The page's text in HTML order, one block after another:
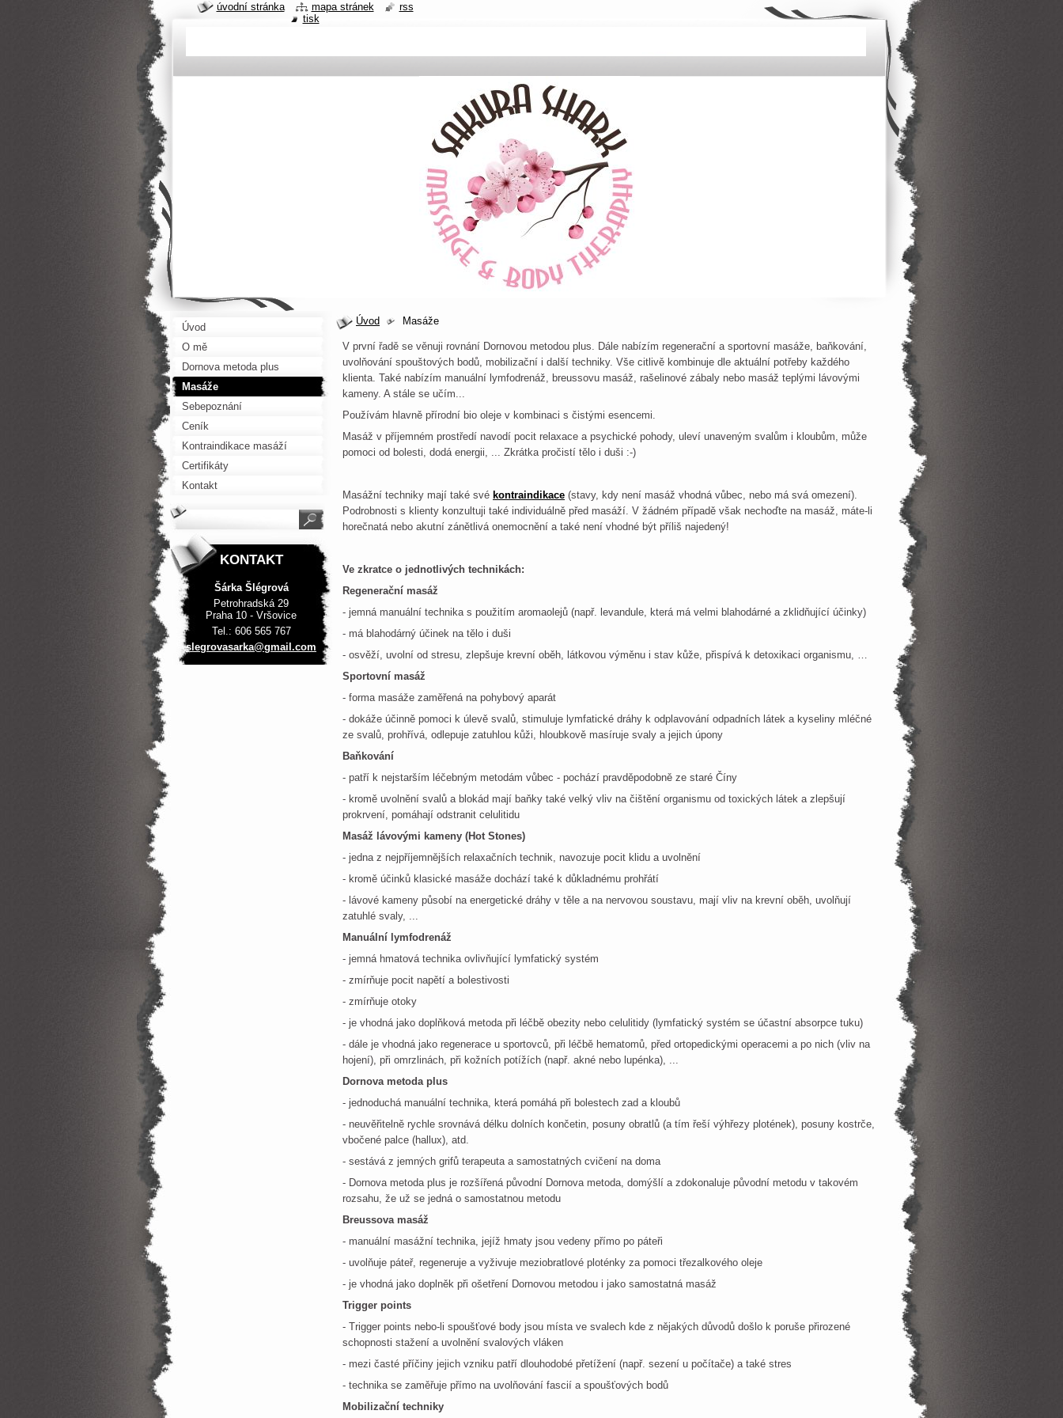
Úvod Masáže
V první řadě se věnuji rovnání Dornovou metodou plus. Dále nabízím regenerační a sportovní masáže, baňkování,
uvolňování spouštových bodů, mobilizační i další techniky. Vše citlivě kombinuje dle aktuální potřeby každého
klienta. Také nabízím manuální lymfodrenáž, breussovu masáž, rašelinové zábaly nebo masáž teplými lávovými
kameny. A stále se učím...
Používám hlavně přírodní bio oleje v kombinaci s čistými esencemi.
Masáž v příjemném prostředí navodí pocit relaxace a psychické pohody, uleví unaveným svalům i kloubům, může
pomoci od bolesti, dodá energii, ... Zkrátka pročistí tělo i duši :-)
Masážní techniky mají také své kontraindikace (stavy, kdy není masáž vhodná vůbec, nebo má svá omezení).
Podrobnosti s klienty konzultuji také individuálně před masáží. V žádném případě však nechoďte na masáž, máte-li
horečnatá nebo akutní zánětlivá onemocnění a také není vhodné být příliš najedený!
Ve zkratce o jednotlivých technikách:
Regenerační masáž
- jemná manuální technika s použitím aromaolejů (např. levandule, která má velmi blahodárné a zklidňující účinky)
- má blahodárný účinek na tělo i duši
- osvěží, uvolní od stresu, zlepšuje krevní oběh, látkovou výměnu i stav kůže, přispívá k detoxikaci organismu, …
Sportovní masáž
- forma masáže zaměřená na pohybový aparát
- dokáže účinně pomoci k úlevě svalů, stimuluje lymfatické dráhy k odplavování odpadních látek a kyseliny mléčné
ze svalů, prohřívá, odlepuje zatuhlou kůži, hloubkově masíruje svaly a jejich úpony
Baňkování
- patří k nejstarším léčebným metodám vůbec - pochází pravděpodobně ze staré Číny
- kromě uvolnění svalů a blokád mají baňky také velký vliv na čištění organismu od toxických látek a zlepšují
prokrvení, pomáhají odstranit celulitidu
Masáž lávovými kameny (Hot Stones)
- jedna z nejpříjemnějších relaxačních technik, navozuje pocit klidu a uvolnění
- kromě účinků klasické masáže dochází také k důkladnému prohřátí
- lávové kameny působí na energetické dráhy v těle a na nervovou soustavu, mají vliv na krevní oběh, uvolňují
zatuhlé svaly, ...
Manuální lymfodrenáž
- jemná hmatová technika ovlivňující lymfatický systém
- zmírňuje pocit napětí a bolestivosti
- zmírňuje otoky
- je vhodná jako doplňková metoda při léčbě obezity nebo celulitidy (lymfatický systém se účastní absorpce tuku)
- dále je vhodná jako regenerace u sportovců, při léčbě hematomů, před ortopedickými operacemi a po nich (vliv na
hojení), při omrzlinách, při kožních potížích (např. akné nebo lupénka), ...
Dornova metoda plus
- jednoduchá manuální technika, která pomáhá při bolestech zad a kloubů
- neuvěřitelně rychle srovnává délku dolních končetin, posuny obratlů (a tím řeší výhřezy plotének), posuny kostrče,
vbočené palce (hallux), atd.
- sestává z jemných grifů terapeuta a samostatných cvičení na doma
- Dornova metoda plus je rozšířená původní Dornova metoda, domýšlí a zdokonaluje původní metodu v takovém
rozsahu, že už se jedná o samostatnou metodu
Breussova masáž
- manuální masážní technika, jejíž hmaty jsou vedeny přímo po páteři
- uvolňuje páteř, regeneruje a vyživuje meziobratlové ploténky za pomoci třezalkového oleje
- je vhodná jako doplněk při ošetření Dornovou metodou i jako samostatná masáž
Trigger points
- Trigger points nebo-li spoušťové body jsou místa ve svalech kde z nějakých důvodů došlo k poruše přirozené
schopnosti stažení a uvolnění svalových vláken
- mezi časté příčiny jejich vzniku patří dlouhodobé přetížení (např. sezení u počítače) a také stres
- technika se zaměřuje přímo na uvolňování fascií a spoušťových bodů
Mobilizační techniky
Úvod
O mě
Dornova metoda plus
Masáže
Sebepoznání
Ceník
Kontraindikace masáží
Certifikáty
Kontakt
KONTAKT
Šárka Šlégrová
Petrohradská 29
Praha 10 - Vršovice
Tel.: 606 565 767
slegrovasarka@gmail.com
úvodní stránka mapa stránek
rss
tisk